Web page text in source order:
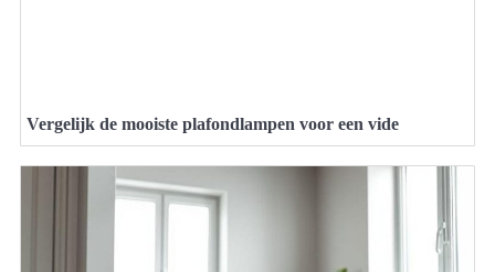
Vergelijk de mooiste plafondlampen voor een vide